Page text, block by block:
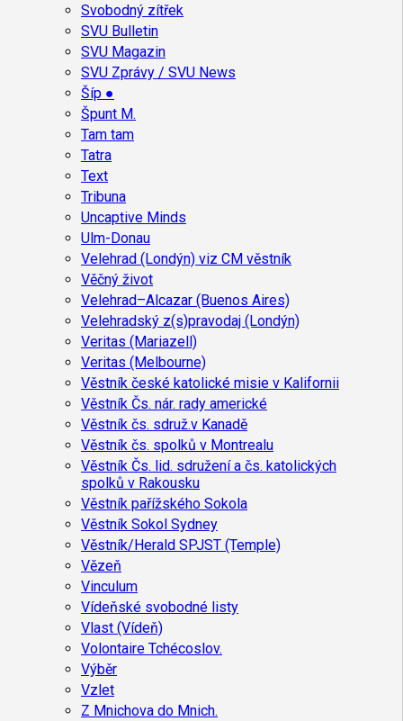
Svobodný zítřek
SVU Bulletin
SVU Magazin
SVU Zprávy / SVU News
Šíp ●
Špunt M.
Tam tam
Tatra
Text
Tribuna
Uncaptive Minds
Ulm-Donau
Velehrad (Londýn) viz CM věstník
Věčný život
Velehrad–Alcazar (Buenos Aires)
Velehradský z(s)pravodaj (Londýn)
Veritas (Mariazell)
Veritas (Melbourne)
Věstník české katolické misie v Kalifornii
Věstník Čs. nár. rady americké
Věstník čs. sdruž.v Kanadě
Věstník čs. spolků v Montrealu
Věstník Čs. lid. sdružení a čs. katolických
spolků v Rakousku
Věstník pařížského Sokola
Věstník Sokol Sydney
Věstník/Herald SPJST (Temple)
Vězeň
Vinculum
Vídeňské svobodné listy
Vlast (Vídeň)
Volontaire Tchécoslov.
Výběr
Vzlet
Z Mnichova do Mnich.